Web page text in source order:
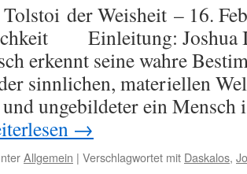
der Weisheit – 16.
Einleitung: Joshua
erkennt seine wahre
sinnlichen, materiellen
ungebildeter ein Mensch
→
Allgemein | Verschlagwortet mit Daskalos,